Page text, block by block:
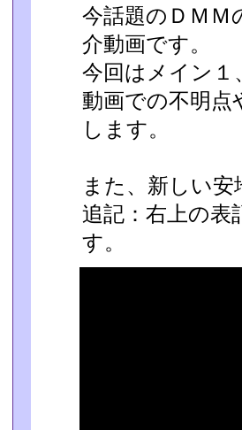
今話題のＤＭＭ
介動画です。
今回はメイン１
動画での不明点
します。
また、新しい
追記：右上の
す。